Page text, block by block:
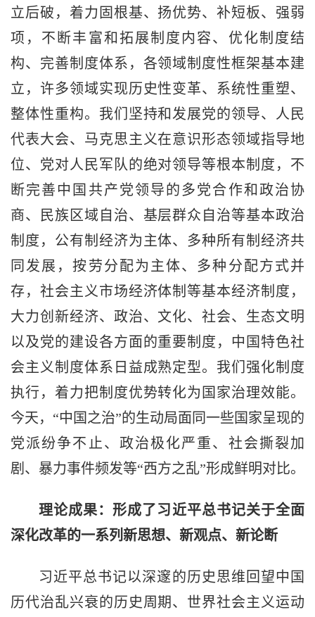
立后破，着力固根基、扬优势、补短板、强弱
项，不断丰富和拓展制度内容、优化制度结
构、完善制度体系，各领域制度性框架基本建
立，许多领域实现历史性变革、系统性重塑、
整体性重构。我们坚持和发展党的领导、人民
代表大会、马克思主义在意识形态领域指导地
位、党对人民军队的绝对领导等根本制度，不
断完善中国共产党领导的多党合作和政治协
商、民族区域自治、基层群众自治等基本政治
制度，公有制经济为主体、多种所有制经济共
同发展，按劳分配为主体、多种分配方式并
存，社会主义市场经济体制等基本经济制度，
大力创新经济、政治、文化、社会、生态文明
以及党的建设各方面的重要制度，中国特色社
会主义制度体系日益成熟定型。我们强化制度
执行，着力把制度优势转化为国家治理效能。
今天，“中国之治”的生动局面同一些国家呈现的
党派纷争不止、政治极化严重、社会撕裂加
剧、暴力事件频发等“西方之乱”形成鲜明对比。
理论成果：形成了习近平总书记关于全面
深化改革的一系列新思想、新观点、新论断
习近平总书记以深邃的历史思维回望中国
历代治乱兴衰的历史周期、世界社会主义运动